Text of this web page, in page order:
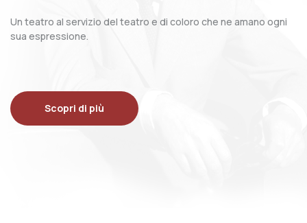
Un teatro al servizio del teatro e di coloro che ne amano ogni
sua espressione.
Scopri di più